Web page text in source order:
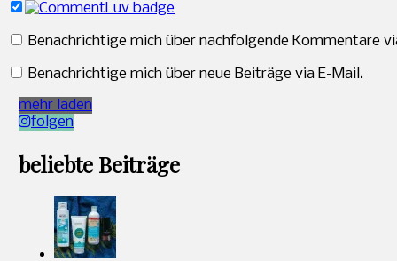
Benachrichtige mich über nachfolgende Kommentare
Benachrichtige mich über neue Beiträge via E-Mail.
mehr laden
folgen
beliebte Beiträge